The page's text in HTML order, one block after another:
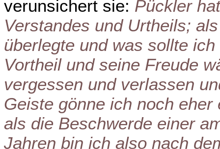
verunsichert sie: Pückler
Verstandes und Urtheils;
überlegte und was sollte
Vortheil und seine Freude
vergessen und verlassen
Geiste gönne ich noch
als die Beschwerde einer
Jahren bin ich also nach